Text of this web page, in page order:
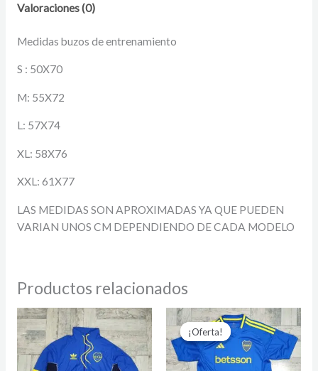
Valoraciones (0)
Medidas buzos de entrenamiento
S : 50X70
M: 55X72
L: 57X74
XL: 58X76
XXL: 61X77
LAS MEDIDAS SON APROXIMADAS YA QUE PUEDEN
VARIAN UNOS CM DEPENDIENDO DE CADA MODELO
Productos relacionados
¡Oferta!
¡Oferta!
El
precio
original
era:
$24.800.
El
precio
actual
es:
$19.375.